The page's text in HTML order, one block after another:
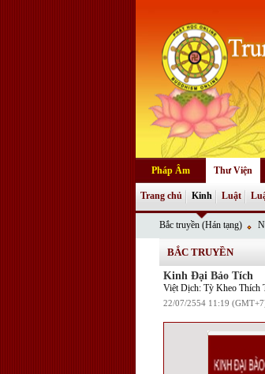
Pháp Âm Thư Viện
Trang chủ Kinh
Bắc truyền (Hán tạng)
Luật
BẮC TRUYỀN
Kinh Đại Bảo Tích
Việt Dịch: Tỳ Kheo Thích
22/07/2554 11:19